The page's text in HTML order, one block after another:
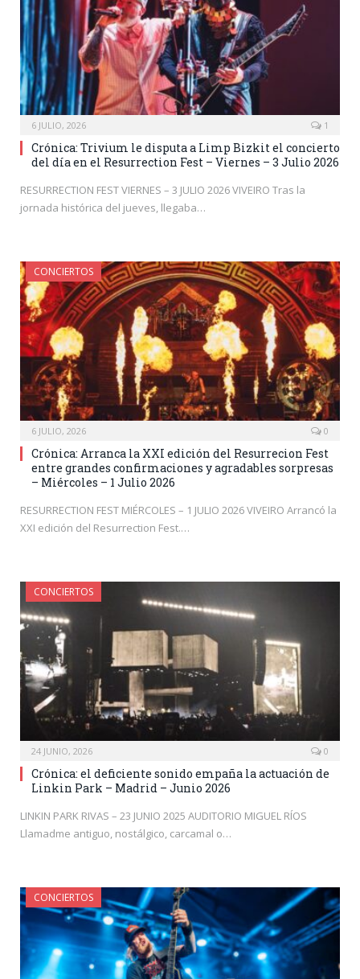
6 JULIO, 2026 1
Crónica: Trivium le disputa a Limp Bizkit el concierto
del día en el Resurrection Fest – Viernes – 3 Julio 2026
RESURRECTION FEST VIERNES – 3 JULIO 2026 VIVEIRO Tras la
jornada histórica del jueves, llegaba…
CONCIERTOS
6 JULIO, 2026 0
Crónica: Arranca la XXI edición del Resurrecion Fest
entre grandes confirmaciones y agradables sorpresas
– Miércoles – 1 Julio 2026
RESURRECTION FEST MIÉRCOLES – 1 JULIO 2026 VIVEIRO Arrancó la
XXI edición del Resurrection Fest.…
CONCIERTOS
24 JUNIO, 2026 0
Crónica: el deficiente sonido empaña la actuación de
Linkin Park – Madrid – Junio 2026
LINKIN PARK RIVAS – 23 JUNIO 2025 AUDITORIO MIGUEL RÍOS
Llamadme antiguo, nostálgico, carcamal o…
CONCIERTOS